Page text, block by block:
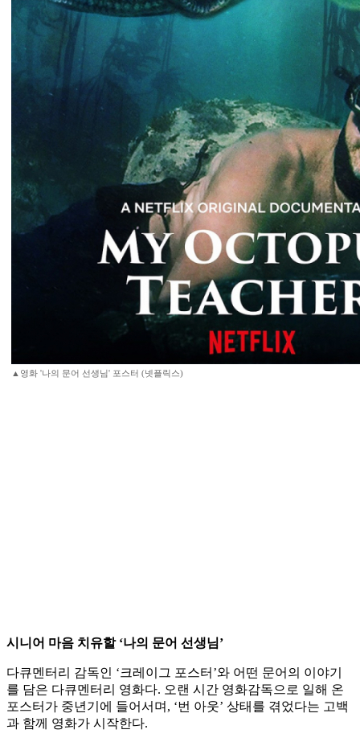
▲영화 '나의 문어 선생님' 포스터 (넷플릭스)
시니어 마음 치유할 ‘나의 문어 선생님’
다큐멘터리 감독인 ‘크레이그 포스터’와 어떤 문어의 이야기
를 담은 다큐멘터리 영화다. 오랜 시간 영화감독으로 일해 온
포스터가 중년기에 들어서며, ‘번 아웃’ 상태를 겪었다는 고백
과 함께 영화가 시작한다.